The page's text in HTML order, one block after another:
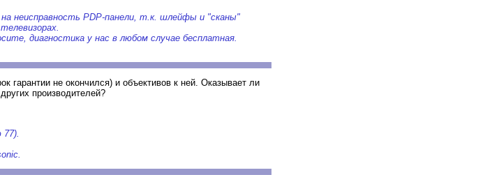
неисправность PDP-панели, т.к. шлейфы и "сканы"
диагностика у нас в любом случае бесплатная.
гарантии не окончился) и объективов к ней. Оказывает ли
производителей?